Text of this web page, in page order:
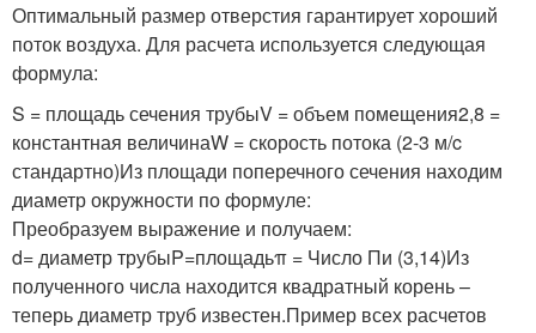
Оптимальный размер отверстия гарантирует хороший
поток воздуха. Для расчета используется следующая
формула:
S = площадь сечения трубыV = объем помещения2,8 =
константная величинаW = скорость потока (2-3 м/c
стандартно)Из площади поперечного сечения находим
диаметр окружности по формуле:
Преобразуем выражение и получаем:
d= диаметр трубыP=площадьπ = Число Пи (3,14)Из
полученного числа находится квадратный корень –
теперь диаметр труб известен.Пример всех расчетов